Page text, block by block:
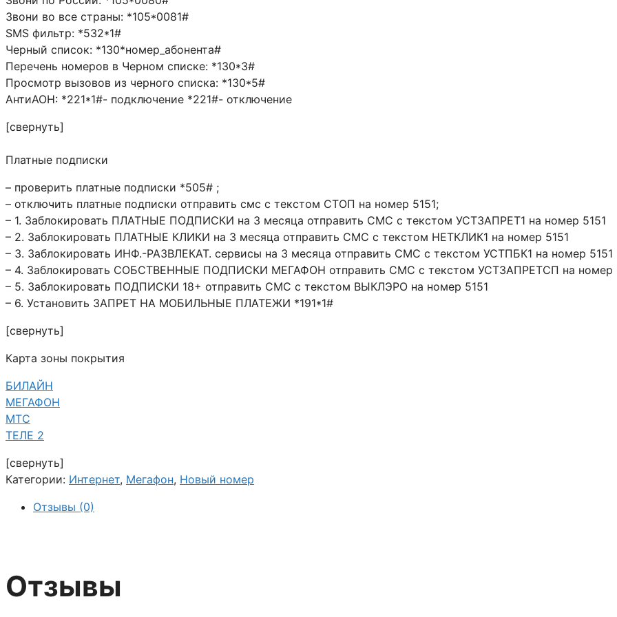
Звони во все страны: *105*0081#
SMS фильтр: *532*1#
Черный список: *130*номер_абонента#
Перечень номеров в Черном списке: *130*3#
Просмотр вызовов из черного списка: *130*5#
АнтиАОН: *221*1#- подключение *221#- отключение
[свернуть]
Платные подписки
– проверить платные подписки *505# ;
– отключить платные подписки отправить смс с текстом СТОП на номер 5151;
– 1. Заблокировать ПЛАТНЫЕ ПОДПИСКИ на 3 месяца отправить СМС с текстом УСТЗАПРЕТ1 на номер 5151
– 2. Заблокировать ПЛАТНЫЕ КЛИКИ на 3 месяца отправить СМС с текстом НЕТКЛИК1 на номер 5151
– 3. Заблокировать ИНФ.-РАЗВЛЕКАТ. сервисы на 3 месяца отправить СМС с текстом УСТПБК1 на номер 5151
– 4. Заблокировать СОБСТВЕННЫЕ ПОДПИСКИ МЕГАФОН отправить СМС с текстом УСТЗАПРЕТСП на номер
– 5. Заблокировать ПОДПИСКИ 18+ отправить СМС с текстом ВЫКЛЭРО на номер 5151
– 6. Установить ЗАПРЕТ НА МОБИЛЬНЫЕ ПЛАТЕЖИ *191*1#
[свернуть]
Карта зоны покрытия
БИЛАЙН
МЕГАФОН
МТС
ТЕЛЕ 2
[свернуть]
Категории: Интернет, Мегафон, Новый номер
Отзывы (0)
Отзывы